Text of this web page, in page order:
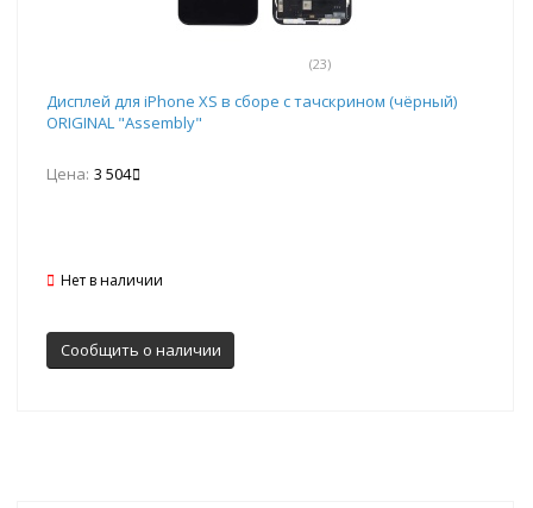
(23)
Дисплей для iPhone XS в сборе с тачскрином (чёрный)
ORIGINAL "Assembly"
Цена: 3 504
Нет в наличии
Сообщить о наличии